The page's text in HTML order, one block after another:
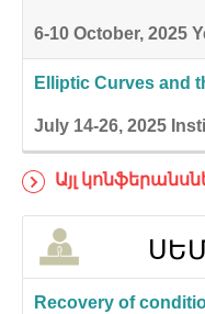
6-10 October, 2025
Elliptic Curves and
July 14-26, 2025
Այլ
Recovery of